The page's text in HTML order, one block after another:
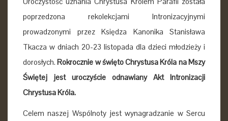
poprzedzona rekolekcjami Intronizacyjnymi
prowadzonymi przez Księdza Kanonika Stanisława
Tkacza w dniach 20-23 listopada dla dzieci młodzieży i
dorosłych.Rokrocznie w święto Chrystusa Króla na Mszy
Świętej jest uroczyście odnawiany Akt Intronizacji
Chrystusa Króla.
Celem naszej Wspólnoty jest wynagradzanie w Sercu